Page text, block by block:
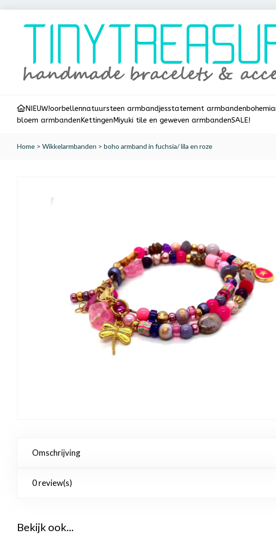
NIEUW!oorbellennatuursteen armbandjesstatement armbanden
bloem armbandenKettingenMiyuki tile en geweven armbandenSALE!
Home > Wikkelarmbanden > boho armband in fuchsia/ lila en roze
Omschrijving
0 review(s)
Bekijk ook...